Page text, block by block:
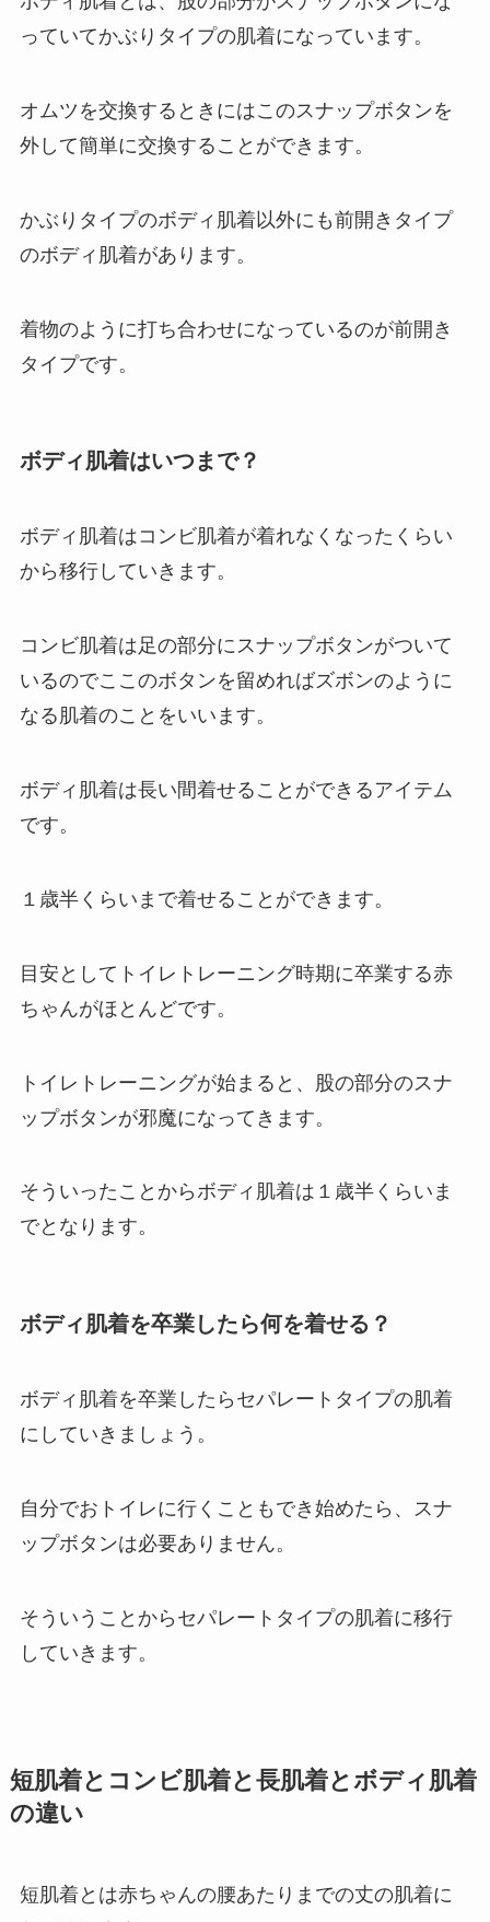
っていてかぶりタイプの肌着になっています。
オムツを交換するときにはこのスナップボタンを
外して簡単に交換することができます。
かぶりタイプのボディ肌着以外にも前開きタイプ
のボディ肌着があります。
着物のように打ち合わせになっているのが前開き
タイプです。
ボディ肌着はいつまで？
ボディ肌着はコンビ肌着が着れなくなったくらい
から移行していきます。
コンビ肌着は足の部分にスナップボタンがついて
いるのでここのボタンを留めればズボンのように
なる肌着のことをいいます。
ボディ肌着は長い間着せることができるアイテム
です。
１歳半くらいまで着せることができます。
目安としてトイレトレーニング時期に卒業する赤
ちゃんがほとんどです。
トイレトレーニングが始まると、股の部分のスナ
ップボタンが邪魔になってきます。
そういったことからボディ肌着は１歳半くらいま
でとなります。
ボディ肌着を卒業したら何を着せる？
ボディ肌着を卒業したらセパレートタイプの肌着
にしていきましょう。
自分でおトイレに行くこともでき始めたら、スナ
ップボタンは必要ありません。
そういうことからセパレートタイプの肌着に移行
していきます。
短肌着とコンビ肌着と長肌着とボディ肌着
の違い
短肌着とは赤ちゃんの腰あたりまでの丈の肌着に